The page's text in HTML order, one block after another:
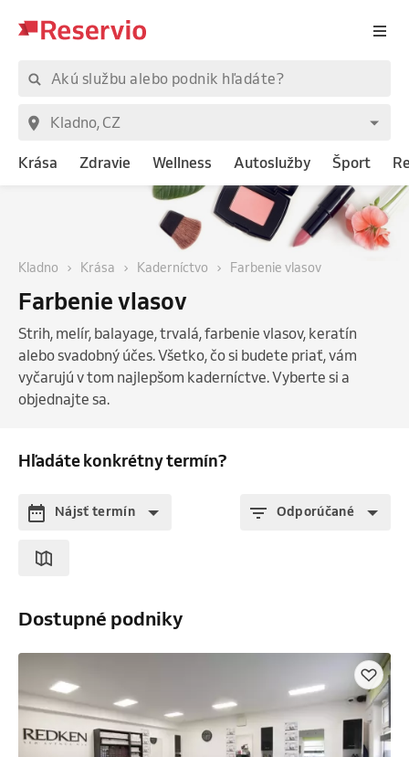
Krása Zdravie Wellness Autoslužby Šport
Kladno Krása Kaderníctvo Farbenie vlasov
Farbenie vlasov
Strih, melír, balayage, trvalá, farbenie vlasov, keratín
alebo svadobný účes. Všetko, čo si budete priať, vám
vyčarujú v tom najlepšom kaderníctve. Vyberte si a
objednajte sa.
Hľadáte konkrétny termín?
Nájsť termín Odporúčané
Dostupné podniky